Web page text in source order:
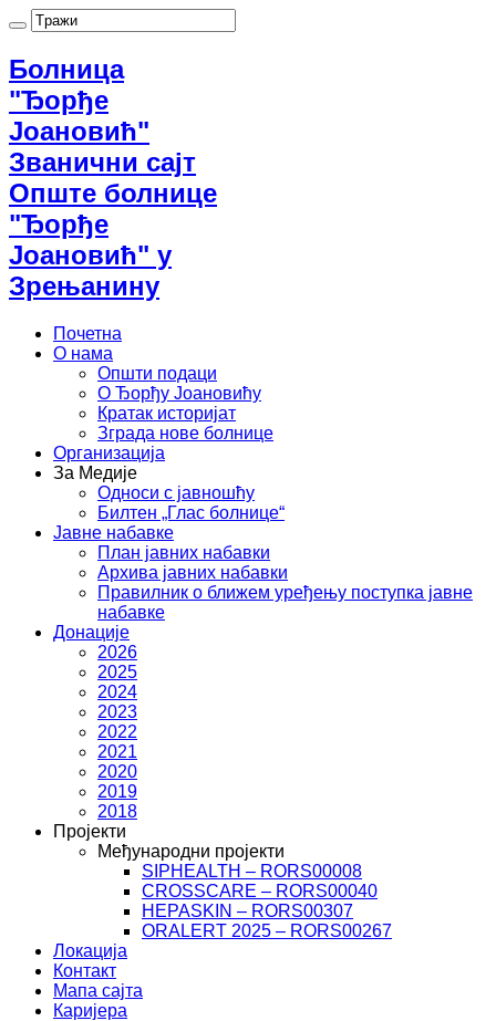
Болница
"Ђорђе
Јоановић"
Званични сајт
Опште болнице
"Ђорђе
Јоановић" у
Зрењанину
Почетна
О нама
Општи подаци
О Ђорђу Јоановићу
Кратак историјат
Зграда нове болнице
Организација
За Медије
Односи с јавношћу
Билтен „Глас болнице“
Јавне набавке
План јавних набавки
Архива јавних набавки
Правилник о ближем уређењу поступка јавне
набавке
Донације
2026
2025
2024
2023
2022
2021
2020
2019
2018
Пројекти
Међународни пројекти
SIPHEALTH – RORS00008
CROSSCARE – RORS00040
HEPASKIN – RORS00307
ORALERT 2025 – RORS00267
Локација
Контакт
Мапа сајта
Каријера